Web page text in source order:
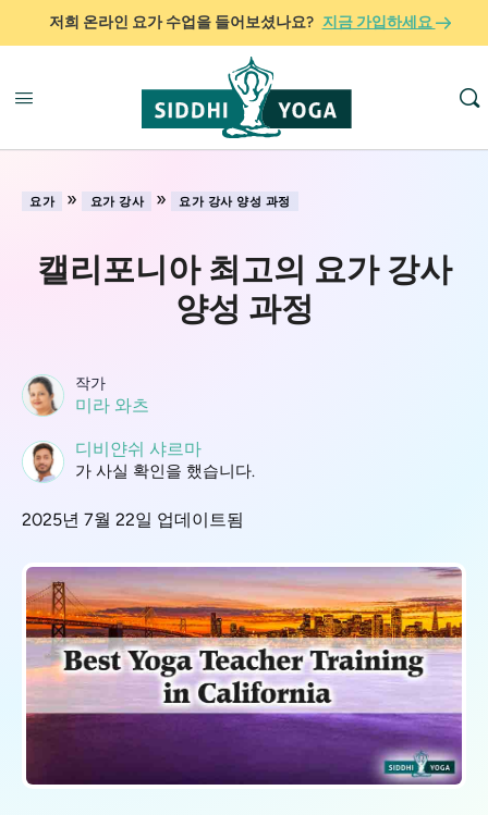
저희 온라인 요가 수업을 들어보셨나요? 지금 가입하세요
요가 » 요가 강사 » 요가 강사 양성 과정
캘리포니아 최고의 요가 강사
양성 과정
작가
미라 와츠
디비얀쉬 샤르마
가 사실 확인을 했습니다.
2025년 7월 22일 업데이트됨